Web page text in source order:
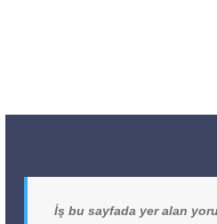
İş bu sayfada yer alan